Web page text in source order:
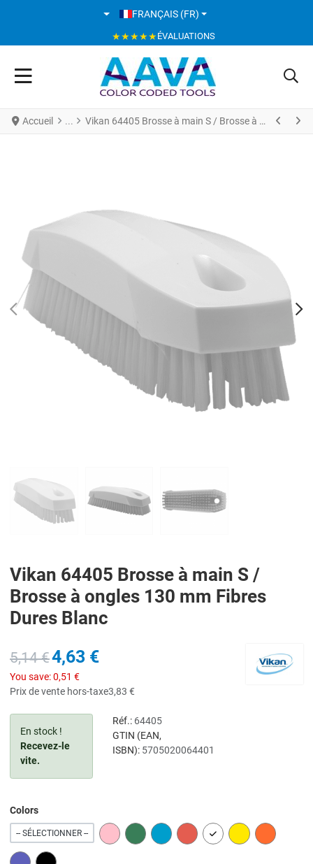
SÉLECTIONNEZ VOTRE LANGUE
FRANÇAIS (FR)
★★★★★ÉVALUATIONS
Accueil Vikan 64405 Brosse à main S / Brosse à ongles 130 mm Fibres Dures Blanc
PREV
Vikan 64405 Brosse à main S /
Brosse à ongles 130 mm Fibres
Dures Blanc
5,14 €4,63 €
You save:0,51 €
Prix de vente hors-taxe3,83 €
En stock !
Recevez-le
vite.
Réf.: 64405
GTIN (EAN,
ISBN): 5705020064401
Colors
-- SÉLECTIONNER -- PINK GREEN BLUE RED WHITE YELLOW ORANGE
PURPLE BLACK